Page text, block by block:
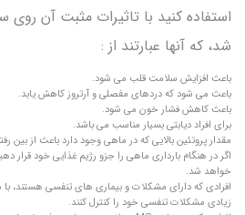
استفاده کنید با تاثیرات مثبت آن روی
شد، که آنها عبارتند از :
باعث افزایش سلامت قلب می شود.
باعث می شود که دردهای مفصلی و آرتروز کاهش یابد.
باعث کاهش فشار خون می شود.
برای افراد دیابتی بسیار مناسب می باشد.
مقدار پروتئین بالایی که در ماهی وجود دارد باعث از
اگر در هنگام بارداری ماهی را جزو رژیم غذایی خود قرار
خواهد شد.
افرادی که دارای مشکلات و بیماری های تنفسی هستند،
زیادی مشکلات تنفسی خود را کنترل کنند.